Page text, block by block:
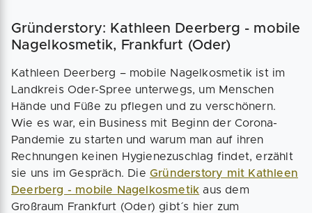
Gründerstory: Kathleen Deerberg - mobile
Nagelkosmetik, Frankfurt (Oder)
Kathleen Deerberg – mobile Nagelkosmetik ist im
Landkreis Oder-Spree unterwegs, um Menschen
Hände und Füße zu pflegen und zu verschönern.
Wie es war, ein Business mit Beginn der Corona-
Pandemie zu starten und warum man auf ihren
Rechnungen keinen Hygienezuschlag findet, erzählt
sie uns im Gespräch. Die Gründerstory mit Kathleen
Deerberg - mobile Nagelkosmetik aus dem
Großraum Frankfurt (Oder) gibt´s hier zum